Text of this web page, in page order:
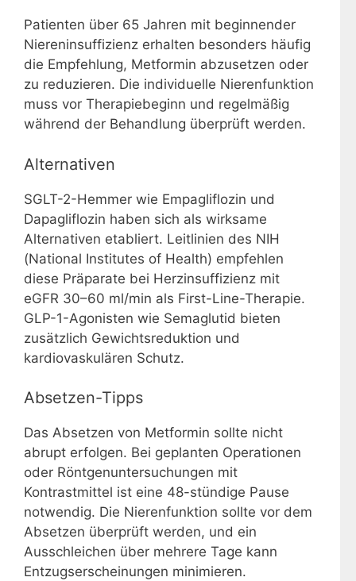
Patienten über 65 Jahren mit beginnender
Niereninsuffizienz erhalten besonders häufig
die Empfehlung, Metformin abzusetzen oder
zu reduzieren. Die individuelle Nierenfunktion
muss vor Therapiebeginn und regelmäßig
während der Behandlung überprüft werden.
Alternativen
SGLT-2-Hemmer wie Empagliflozin und
Dapagliflozin haben sich als wirksame
Alternativen etabliert. Leitlinien des NIH
(National Institutes of Health) empfehlen
diese Präparate bei Herzinsuffizienz mit
eGFR 30–60 ml/min als First-Line-Therapie.
GLP-1-Agonisten wie Semaglutid bieten
zusätzlich Gewichtsreduktion und
kardiovaskulären Schutz.
Absetzen-Tipps
Das Absetzen von Metformin sollte nicht
abrupt erfolgen. Bei geplanten Operationen
oder Röntgenuntersuchungen mit
Kontrastmittel ist eine 48-stündige Pause
notwendig. Die Nierenfunktion sollte vor dem
Absetzen überprüft werden, und ein
Ausschleichen über mehrere Tage kann
Entzugserscheinungen minimieren.